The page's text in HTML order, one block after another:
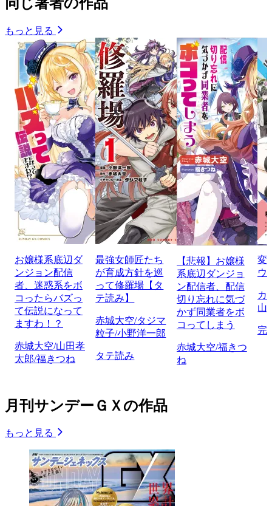
もっと見る
お嬢様系底辺ダ
ンジョン配信
者、迷惑系をボ
コったらバズっ
て伝説になって
ますわ！？
赤城大空/山田孝
太郎/福きつね
最強女師匠たち
が育成方針を巡
って修羅場【タ
テ読み】
赤城大空/タジマ
粒子/小野洋一郎
タテ読み
【悲報】お嬢様
系底辺ダンジョ
ン配信者、配信
切り忘れに気づ
かず同業者をボ
コってしまう
赤城大空/福きつ
ね
変
ウ
カ
山
完
月刊サンデーＧＸの作品
もっと見る